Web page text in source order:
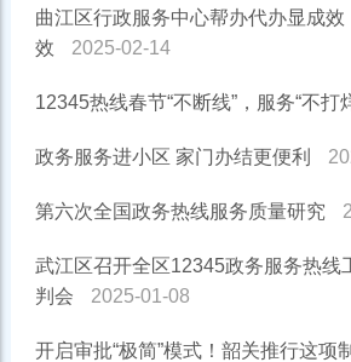
曲江区行政服务中心帮办代办显成效
效
2025-02-14
12345热线春节“不断线”，服务“不打
政务服务进小区 家门办结更便利
第六次全国政务热线服务质量研究
武江区召开全区12345政务服务热线
判会
2025-01-08
开启审批“极简”模式！韶关推行这项